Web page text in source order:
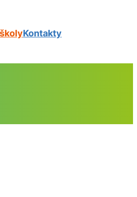
Kontakty